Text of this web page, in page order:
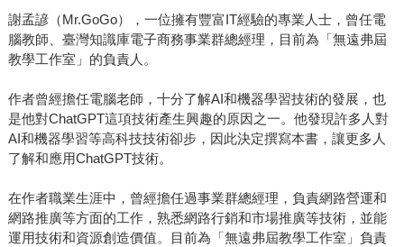
謝孟諺（Mr.GoGo），一位擁有豐富IT經驗的專業人士，曾任電
腦教師、臺灣知識庫電子商務事業群總經理，目前為「無遠弗屆
教學工作室」的負責人。
作者曾經擔任電腦老師，十分了解AI和機器學習技術的發展，也
是他對ChatGPT這項技術產生興趣的原因之一。他發現許多人對
AI和機器學習等高科技技術卻步，因此決定撰寫本書，讓更多人
了解和應用ChatGPT技術。
在作者職業生涯中，曾經擔任過事業群總經理，負責網路營運和
網路推廣等方面的工作，熟悉網路行銷和市場推廣等技術，並能
運用技術和資源創造價值。目前為「無遠弗屆教學工作室」負責